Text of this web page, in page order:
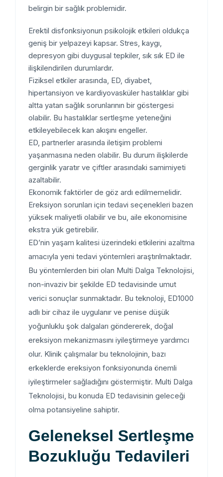
belirgin bir sağlık problemidir.
Erektil disfonksiyonun psikolojik etkileri oldukça
geniş bir yelpazeyi kapsar. Stres, kaygı,
depresyon gibi duygusal tepkiler, sık sık ED ile
ilişkilendirilen durumlardır.
Fiziksel etkiler arasında, ED, diyabet,
hipertansiyon ve kardiyovasküler hastalıklar gibi
altta yatan sağlık sorunlarının bir göstergesi
olabilir. Bu hastalıklar sertleşme yeteneğini
etkileyebilecek kan akışını engeller.
ED, partnerler arasında iletişim problemi
yaşanmasına neden olabilir. Bu durum ilişkilerde
gerginlik yaratır ve çiftler arasındaki samimiyeti
azaltabilir.
Ekonomik faktörler de göz ardı edilmemelidir.
Ereksiyon sorunları için tedavi seçenekleri bazen
yüksek maliyetli olabilir ve bu, aile ekonomisine
ekstra yük getirebilir.
ED’nin yaşam kalitesi üzerindeki etkilerini azaltma
amacıyla yeni tedavi yöntemleri araştırılmaktadır.
Bu yöntemlerden biri olan Multi Dalga Teknolojisi,
non-invaziv bir şekilde ED tedavisinde umut
verici sonuçlar sunmaktadır. Bu teknoloji, ED1000
adlı bir cihaz ile uygulanır ve penise düşük
yoğunluklu şok dalgaları göndererek, doğal
ereksiyon mekanizmasını iyileştirmeye yardımcı
olur. Klinik çalışmalar bu teknolojinin, bazı
erkeklerde ereksiyon fonksiyonunda önemli
iyileştirmeler sağladığını göstermiştir. Multi Dalga
Teknolojisi, bu konuda ED tedavisinin geleceği
olma potansiyeline sahiptir.
Geleneksel Sertleşme
Bozukluğu Tedavileri